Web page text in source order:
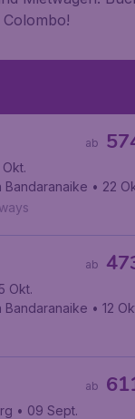
ab
Okt.
Bandaranaike • 22
ab
Okt.
Bandaranaike • 12
ab
• 09 Sept.